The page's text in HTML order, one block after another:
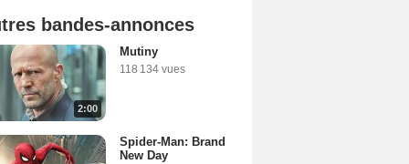
bandes-annonces
2:00
Mutiny
118 134 vues
Spider-Man: Brand
New Day